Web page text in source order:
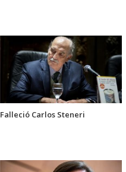
Falleció Carlos Steneri